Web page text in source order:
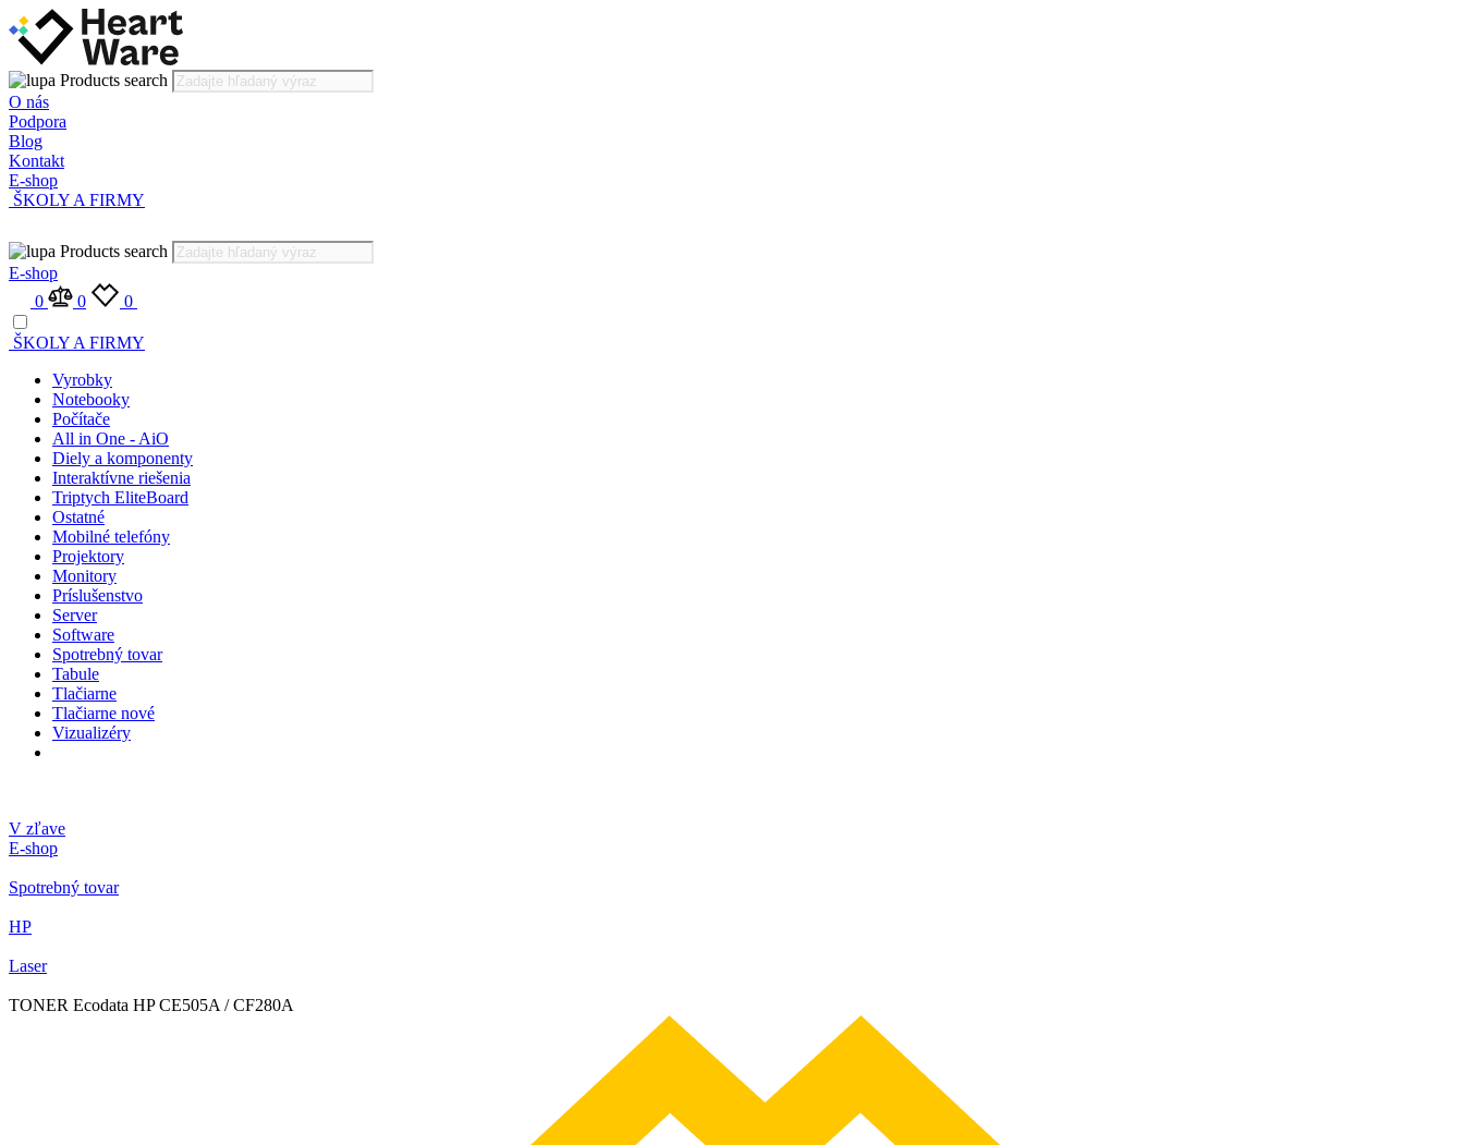
Products search
O nás
Podpora
Blog
Kontakt
E-shop
ŠKOLY A FIRMY
Products search
E-shop
0
0 0
ŠKOLY A FIRMY
Vyrobky
Notebooky
Počítače
All in One - AiO
Diely a komponenty
Interaktívne riešenia
Triptych EliteBoard
Ostatné
Mobilné telefóny
Projektory
Monitory
Príslušenstvo
Server
Software
Spotrebný tovar
Tabule
Tlačiarne
Tlačiarne nové
Vizualizéry
V zľave
E-shop
Spotrebný tovar
HP
Laser
TONER Ecodata HP CE505A / CF280A